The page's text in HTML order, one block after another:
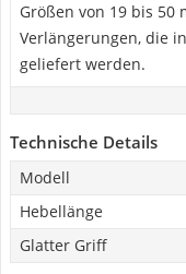
Größen von 19 bis 50
Verlängerungen, die
geliefert werden.
Technische Details
Modell
Hebellänge
Glatter Griff